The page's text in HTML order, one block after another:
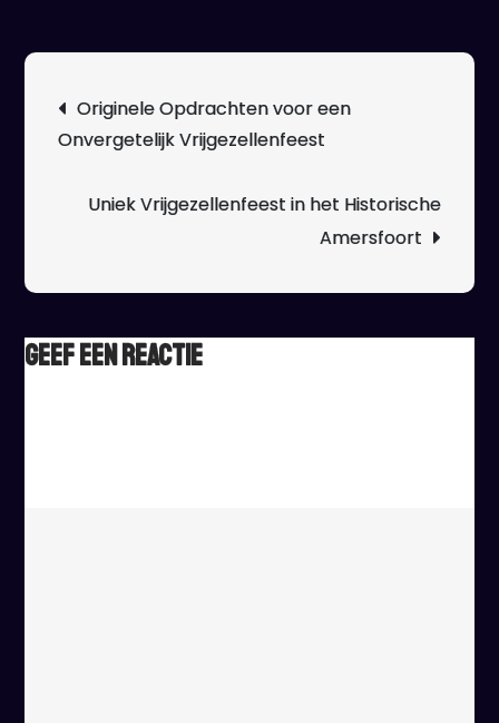
Originele Opdrachten voor een
Onvergetelijk Vrijgezellenfeest
Uniek Vrijgezellenfeest in het Historische
Amersfoort
Geef een reactie